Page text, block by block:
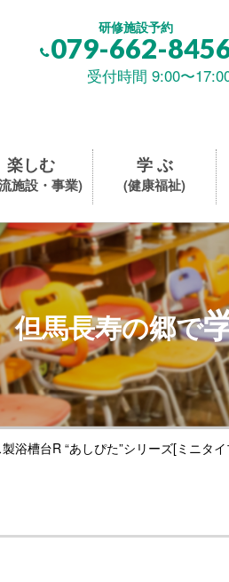
研修施設予約
079-662-
受付時間 9:00〜
楽しむ
施設・事業)
学 ぶ
(健康福祉)
但馬長寿の郷で
浴槽台R “あしぴた”シリーズ[ミニタ